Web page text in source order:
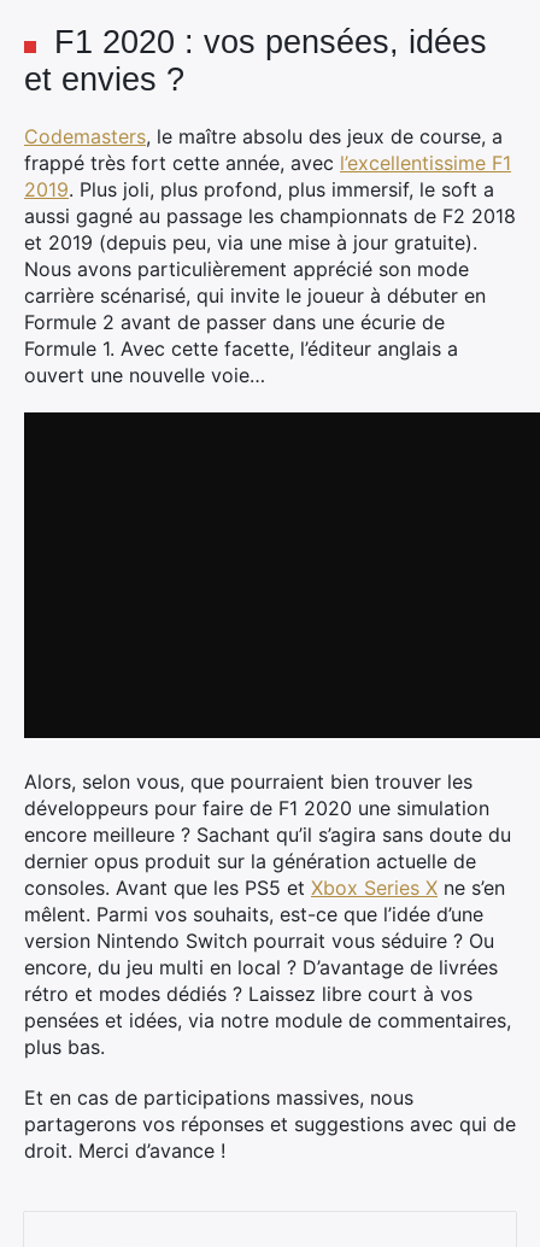
F1 2020 : vos pensées, idées
et envies ?
Codemasters, le maître absolu des jeux de course, a
frappé très fort cette année, avec l’excellentissime F1
2019. Plus joli, plus profond, plus immersif, le soft a
aussi gagné au passage les championnats de F2 2018
et 2019 (depuis peu, via une mise à jour gratuite).
Nous avons particulièrement apprécié son mode
carrière scénarisé, qui invite le joueur à débuter en
Formule 2 avant de passer dans une écurie de
Formule 1. Avec cette facette, l’éditeur anglais a
ouvert une nouvelle voie…
Alors, selon vous, que pourraient bien trouver les
développeurs pour faire de F1 2020 une simulation
encore meilleure ? Sachant qu’il s’agira sans doute du
dernier opus produit sur la génération actuelle de
consoles. Avant que les PS5 et Xbox Series X ne s’en
mêlent. Parmi vos souhaits, est-ce que l’idée d’une
version Nintendo Switch pourrait vous séduire ? Ou
encore, du jeu multi en local ? D’avantage de livrées
rétro et modes dédiés ? Laissez libre court à vos
pensées et idées, via notre module de commentaires,
plus bas.
Et en cas de participations massives, nous
partagerons vos réponses et suggestions avec qui de
droit. Merci d’avance !